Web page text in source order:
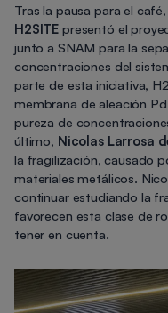
Tras la pausa para el café,
H2SITE presentó el
junto a SNAM para la
concentraciones del
parte de esta iniciativa,
membrana de aleación
pureza de
último, Nicolas Larrosa
la fragilización, causado
materiales metálicos.
continuar estudiando la
favorecen esta clase de
tener en cuenta.